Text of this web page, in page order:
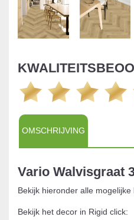
OMSCHRIJVING
Vario Walvisgraat
Bekijk hieronder alle mogelijke
Bekijk het decor in Rigid click: